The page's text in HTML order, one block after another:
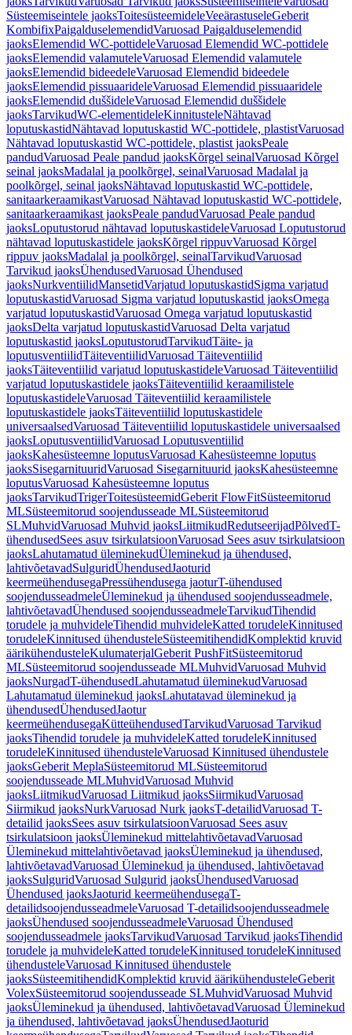
Süsteemiseintele jaoksToitesüsteemideleVeeärastuseleGeberit
KombifixPaigalduselemendidVaruosad Paigalduselemendid
jaoksElemendid WC-pottideleVaruosad Elemendid WC-pottidele
jaoksElemendid valamuteleVaruosad Elemendid valamutele
jaoksElemendid bideedeleVaruosad Elemendid bideedele
jaoksElemendid pissuaarideleVaruosad Elemendid pissuaaridele
jaoksElemendid duššideleVaruosad Elemendid duššidele
jaoksTarvikudWC-elementideleKinnitusteleNähtavad
loputuskastidNähtavad loputuskastid WC-pottidele, plastistVaruosad
Nähtavad loputuskastid WC-pottidele, plastist jaoksPeale
pandudVaruosad Peale pandud jaoksKõrgel seinalVaruosad Kõrgel
seinal jaoksMadalal ja poolkõrgel, seinalVaruosad Madalal ja
poolkõrgel, seinal jaoksNähtavad loputuskastid WC-pottidele,
sanitaarkeraamikastVaruosad Nähtavad loputuskastid WC-pottidele,
sanitaarkeraamikast jaoksPeale pandudVaruosad Peale pandud
jaoksLoputustorud nähtavad loputuskastideleVaruosad Loputustorud
nähtavad loputuskastidele jaoksKõrgel rippuvVaruosad Kõrgel
rippuv jaoksMadalal ja poolkõrgel, seinalTarvikudVaruosad
Tarvikud jaoksÜhendusedVaruosad Ühendused
jaoksNurkventiilidMansetidVarjatud loputuskastidSigma varjatud
loputuskastidVaruosad Sigma varjatud loputuskastid jaoksOmega
varjatud loputuskastidVaruosad Omega varjatud loputuskastid
jaoksDelta varjatud loputuskastidVaruosad Delta varjatud
loputuskastid jaoksLoputustorudTarvikudTäite- ja
loputusventiilidTäiteventiilidVaruosad Täiteventiilid
jaoksTäiteventiilid varjatud loputuskastideleVaruosad Täiteventiilid
varjatud loputuskastidele jaoksTäiteventiilid keraamilistele
loputuskastideleVaruosad Täiteventiilid keraamilistele
loputuskastidele jaoksTäiteventiilid loputuskastidele
universaalsedVaruosad Täiteventiilid loputuskastidele universaalsed
jaoksLoputusventiilidVaruosad Loputusventiilid
jaoksKahesüsteemne loputusVaruosad Kahesüsteemne loputus
jaoksSisegarnituuridVaruosad Sisegarnituurid jaoksKahesüsteemne
loputusVaruosad Kahesüsteemne loputus
jaoksTarvikudTrigerToitesüsteemidGeberit FlowFitSüsteemitorud
MLSüsteemitorud soojendusseade MLSüsteemitorud
SLMuhvidVaruosad Muhvid jaoksLiitmikudRedutseerijadPõlvedT-
ühendusedSees asuv tsirkulatsioonVaruosad Sees asuv tsirkulatsioon
jaoksLahutamatud üleminekudÜleminekud ja ühendused,
lahtivõetavadSulguridÜhendusedJaoturid
keermeühendusegaPressühendusega jaoturT-ühendused
soojendusseadmeleÜleminekud ja ühendused soojendusseadmele,
lahtivõetavadÜhendused soojendusseadmeleTarvikudTihendid
torudele ja muhvideleTihendid muhvideleKatted torudeleKinnitused
torudeleKinnitused ühendusteleSüsteemitihendidKomplektid kruvid
äärikühendusteleKulumaterjalGeberit PushFitSüsteemitorud
MLSüsteemitorud soojendusseade MLMuhvidVaruosad Muhvid
jaoksNurgadT-ühendusedLahutamatud üleminekudVaruosad
Lahutamatud üleminekud jaoksLahutatavad üleminekud ja
ühendusedÜhendusedJaotur
keermeühendusegaKütteühendusedTarvikudVaruosad Tarvikud
jaoksTihendid torudele ja muhvideleKatted torudeleKinnitused
torudeleKinnitused ühendusteleVaruosad Kinnitused ühendustele
jaoksGeberit MeplaSüsteemitorud MLSüsteemitorud
soojendusseade MLMuhvidVaruosad Muhvid
jaoksLiitmikudVaruosad Liitmikud jaoksSiirmikudVaruosad
Siirmikud jaoksNurkVaruosad Nurk jaoksT-detailidVaruosad T-
detailid jaoksSees asuv tsirkulatsioonVaruosad Sees asuv
tsirkulatsioon jaoksÜleminekud mittelahtivõetavadVaruosad
Üleminekud mittelahtivõetavad jaoksÜleminekud ja ühendused,
lahtivõetavadVaruosad Üleminekud ja ühendused, lahtivõetavad
jaoksSulguridVaruosad Sulgurid jaoksÜhendusedVaruosad
Ühendused jaoksJaoturid keermeühendusegaT-
detailidsoojendusseadmeleVaruosad T-detailidsoojendusseadmele
jaoksÜhendused soojendusseadmeleVaruosad Ühendused
soojendusseadmele jaoksTarvikudVaruosad Tarvikud jaoksTihendid
torudele ja muhvideleKatted torudeleKinnitused torudeleKinnitused
ühendusteleVaruosad Kinnitused ühendustele
jaoksSüsteemitihendidKomplektid kruvid äärikühendusteleGeberit
VolexSüsteemitorud soojendusseade SLMuhvidVaruosad Muhvid
jaoksÜleminekud ja ühendused, lahtivõetavadVaruosad Üleminekud
ja ühendused, lahtivõetavad jaoksÜhendusedJaoturid